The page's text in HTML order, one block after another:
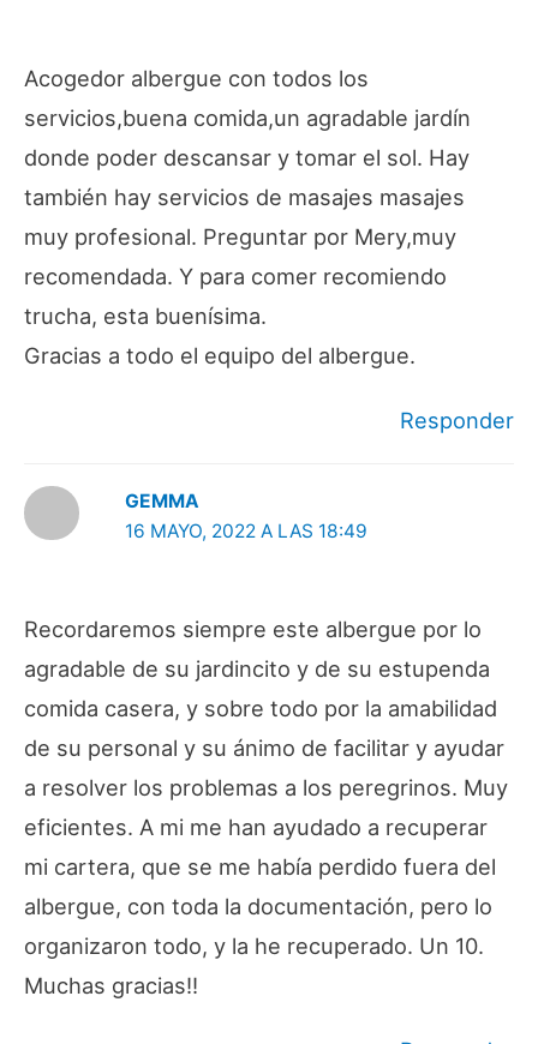
Acogedor albergue con todos los
servicios,buena comida,un agradable jardín
donde poder descansar y tomar el sol. Hay
también hay servicios de masajes masajes
muy profesional. Preguntar por Mery,muy
recomendada. Y para comer recomiendo
trucha, esta buenísima.
Gracias a todo el equipo del albergue.
Responder
GEMMA
16 MAYO, 2022 A LAS 18:49
Recordaremos siempre este albergue por lo
agradable de su jardincito y de su estupenda
comida casera, y sobre todo por la amabilidad
de su personal y su ánimo de facilitar y ayudar
a resolver los problemas a los peregrinos. Muy
eficientes. A mi me han ayudado a recuperar
mi cartera, que se me había perdido fuera del
albergue, con toda la documentación, pero lo
organizaron todo, y la he recuperado. Un 10.
Muchas gracias!!